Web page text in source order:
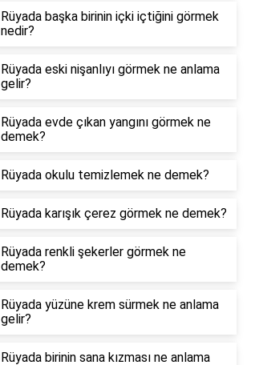
Rüyada başka birinin içki içtiğini görmek
nedir?
Rüyada eski nişanlıyı görmek ne anlama
gelir?
Rüyada evde çıkan yangını görmek ne
demek?
Rüyada okulu temizlemek ne demek?
Rüyada karışık çerez görmek ne demek?
Rüyada renkli şekerler görmek ne
demek?
Rüyada yüzüne krem sürmek ne anlama
gelir?
Rüyada birinin sana kızması ne anlama